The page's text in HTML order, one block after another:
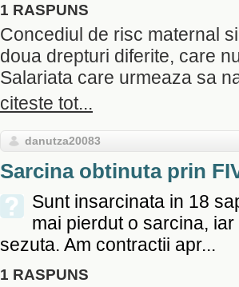
1 RASPUNS
Concediul de risc maternal
doua drepturi diferite, care
Salariata care urmeaza sa
citeste tot...
danutza20083
Sarcina obtinuta prin
Sunt insarcinata in 18
mai pierdut o sarcina,
sezuta. Am contractii apr...
1 RASPUNS